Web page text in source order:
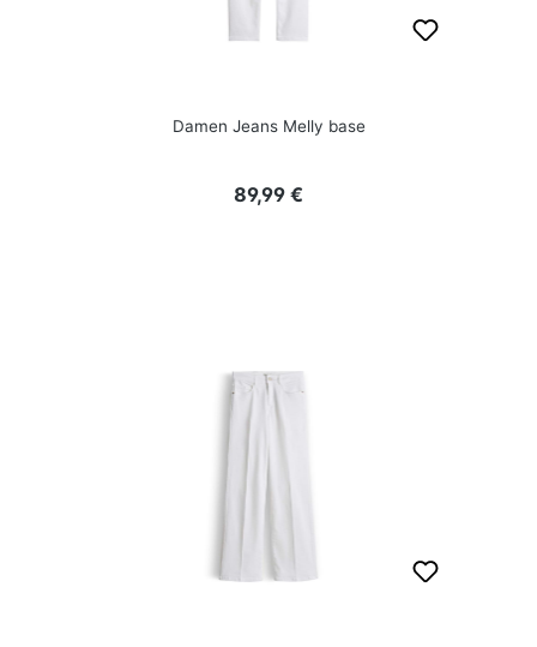
Damen Jeans Melly base
Regulärer Preis:
89,99 €